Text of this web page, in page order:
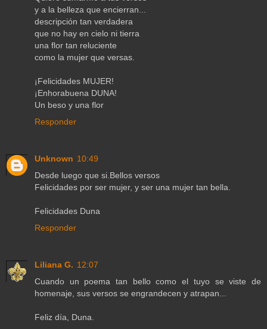
y a la belleza que encierran...
descripción tan verdadera
que no hay en cielo ni tierra
una flor tan reluciente
como la mujer que versas.
¡Felicidades MUJER!
¡Enhorabuena DUNA!
Un beso y una flor
Responder
Unknown 10:49
Desde luego que si.Bellos versos
Felicidades por ser mujer, y ser una mujer tan bella.
Felicidades Duna
Responder
Liliana G. 12:07
Cuando un poema tan bello como el tuyo se viste de
homenaje, sus versos se engrandecen y atrapan...
Feliz día, Duna.